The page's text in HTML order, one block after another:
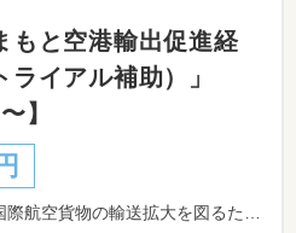
もと空港輸出促進経
イアル補助）」
】